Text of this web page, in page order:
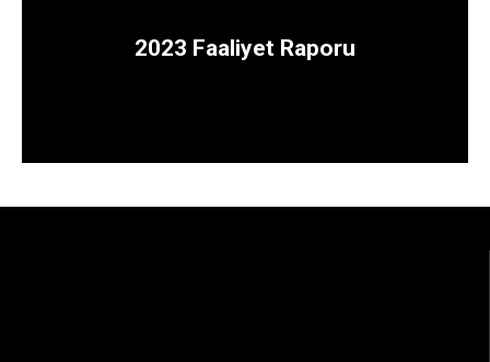
2023 Faaliyet Raporu
Rapora Ulaşmak İçin